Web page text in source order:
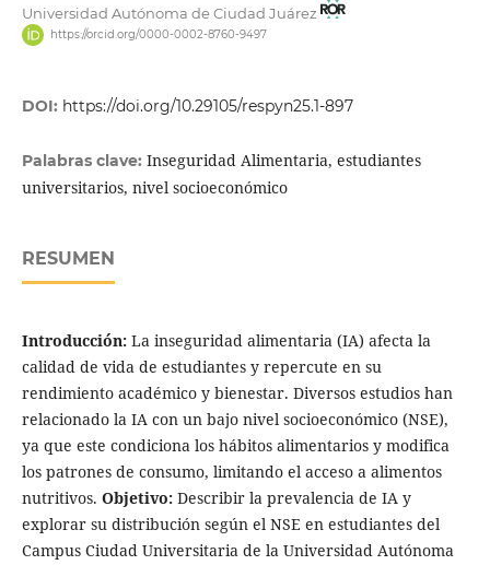
Universidad Autónoma de Ciudad Juárez
https://orcid.org/0000-0002-8760-9497
DOI: https://doi.org/10.29105/respyn25.1-897
Palabras clave: Inseguridad Alimentaria, estudiantes
universitarios, nivel socioeconómico
RESUMEN
Introducción:La inseguridad alimentaria (IA) afecta la
calidad de vida de estudiantes y repercute en su
rendimiento académico y bienestar. Diversos estudios han
relacionado la IA con un bajo nivel socioeconómico (NSE),
ya que este condiciona los hábitos alimentarios y modifica
los patrones de consumo, limitando el acceso a alimentos
nutritivos. Objetivo:Describir la prevalencia de IA y
explorar su distribución según el NSE en estudiantes del
Campus Ciudad Universitaria de la Universidad Autónoma